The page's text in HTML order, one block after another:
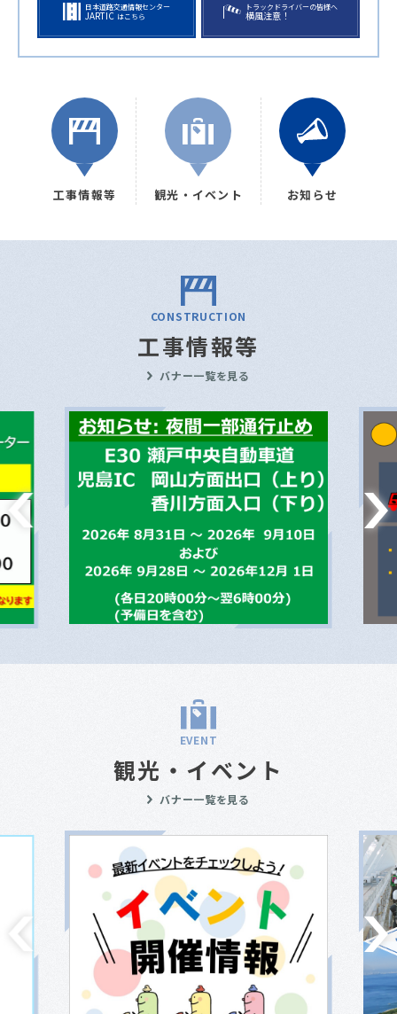
日本道路交通情報センター
JARTIC はこちら
トラックドライバーの皆様へ
横風注意！
工事情報等 観光・イベント お知らせ
CONSTRUCTION
工事情報等
バナー一覧を見る
EVENT
観光・イベント
バナー一覧を見る